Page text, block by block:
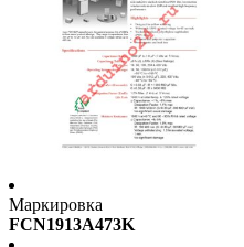
Маркировка
FCN1913A473K